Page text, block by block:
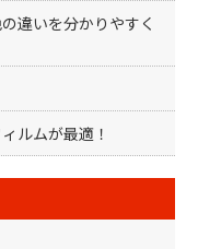
違いを分かりやすく
ルムが最適！